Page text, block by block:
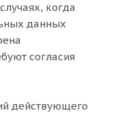
когда
данных
согласия
действующего